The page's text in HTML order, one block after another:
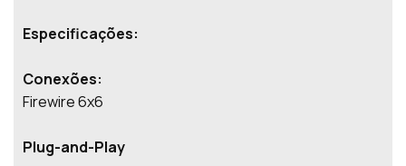
Especificações:
Conexões:
Firewire 6x6
Plug-and-Play